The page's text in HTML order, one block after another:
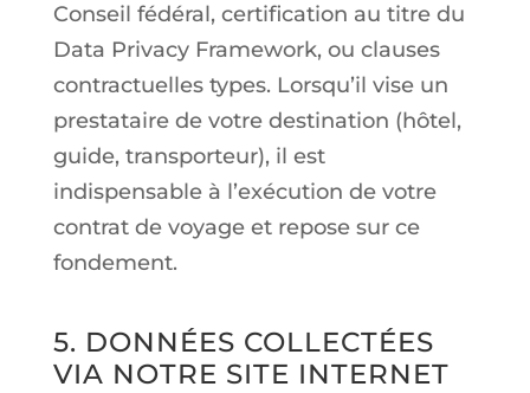
Conseil fédéral, certification au titre du
Data Privacy Framework, ou clauses
contractuelles types. Lorsqu’il vise un
prestataire de votre destination (hôtel,
guide, transporteur), il est
indispensable à l’exécution de votre
contrat de voyage et repose sur ce
fondement.
5. DONNÉES COLLECTÉES
VIA NOTRE SITE INTERNET